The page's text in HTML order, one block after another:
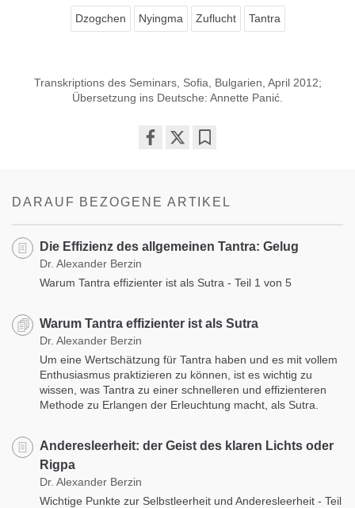
Dzogchen Nyingma Zuflucht Tantra
Transkriptions des Seminars, Sofia, Bulgarien, April 2012;
Übersetzung ins Deutsche: Annette Panić.
DARAUF BEZOGENE ARTIKEL
Die Effizienz des allgemeinen Tantra: Gelug
Dr. Alexander Berzin
Warum Tantra effizienter ist als Sutra - Teil 1 von 5
Warum Tantra effizienter ist als Sutra
Dr. Alexander Berzin
Um eine Wertschätzung für Tantra haben und es mit vollem
Enthusiasmus praktizieren zu können, ist es wichtig zu
wissen, was Tantra zu einer schnelleren und effizienteren
Methode zu Erlangen der Erleuchtung macht, als Sutra.
Anderesleerheit: der Geist des klaren Lichts oder
Rigpa
Dr. Alexander Berzin
Wichtige Punkte zur Selbstleerheit und Anderesleerheit - Teil